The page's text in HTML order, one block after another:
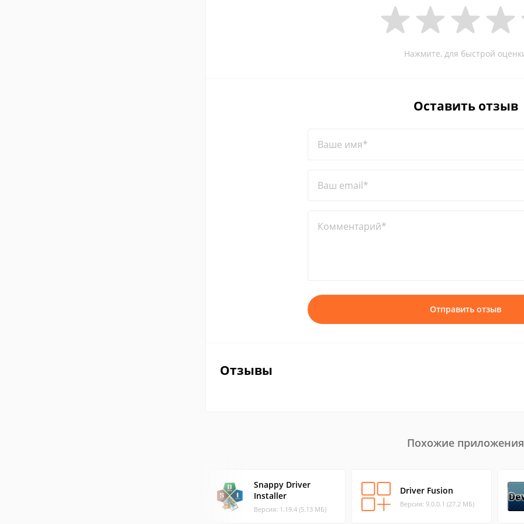
Нажмите, для быстрой
Оставить отзыв
Ваше имя*
Ваш email*
Комментарий*
Отправить отзыв
Отзывы
Похожие приложения
Snappy Driver
Installer
Версия: 1.19.4 (5.13 МБ)
Driver Fusion
Версия: 9.0.0.1 (27.2 МБ)